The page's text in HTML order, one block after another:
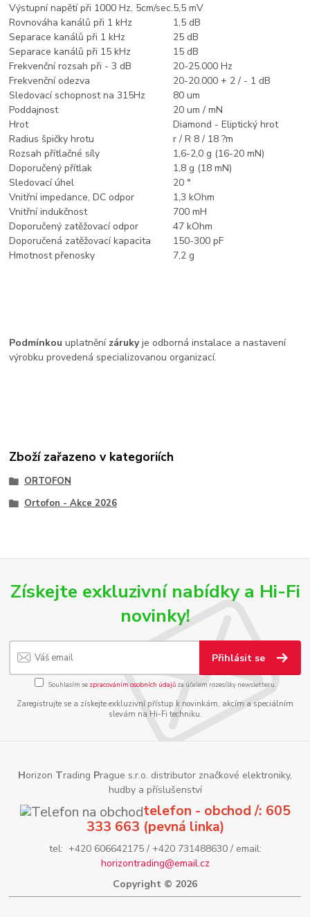
Výstupní napětí při 1000 Hz, 5cm/sec.5,5 mV
Rovnováha kanálů při 1 kHz
1,5 dB
Separace kanálů při 1 kHz
25 dB
Separace kanálů při 15 kHz
15 dB
Frekvenční rozsah při - 3 dB
20-25.000 Hz
Frekvenční odezva
20-20.000 + 2 / - 1 dB
Sledovací schopnost na 315Hz
80 um
Poddajnost
20 um / mN
Hrot
Diamond - Eliptický hrot
Radius špičky hrotu
r / R 8 / 18 ?m
Rozsah přítlačné síly
1,6-2,0 g (16-20 mN)
Doporučený přítlak
1,8 g (18 mN)
Sledovací úhel
20 °
Vnitřní impedance, DC odpor
1,3 kOhm
Vnitřní indukčnost
700 mH
Doporučený zatěžovací odpor
47 kOhm
Doporučená zatěžovací kapacita
150-300 pF
Hmotnost přenosky
7,2 g
Podmínkou uplatnění zárukyje odborná instalace a nastavení
výrobku provedená specializovanou organizací.
Zboží zařazeno v kategoriích
ORTOFON
Ortofon - Akce 2026
Získejte exkluzivní nabídky a Hi-Fi
novinky!
Přihlásit se
Souhlasím se zpracováním osobních údajůza účelem rozesílky newsletteru.
Zaregistrujte se a získejte exkluzivní přístup k novinkám, akcím a speciálním
slevám na Hi-Fi techniku.
Horizon Trading Prague s.r.o. distributor značkové elektroniky,
hudby a příslušenství
telefon - obchod /: 605
333 663 (pevná linka)
tel: +420 606642175 / +420 731488630 / email:
horizontrading@email.cz
Copyright © 2026